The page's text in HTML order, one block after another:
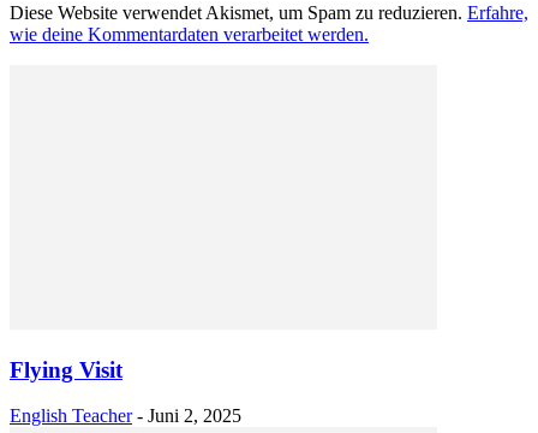
Diese Website verwendet Akismet, um Spam zu reduzieren. Erfahre,
wie deine Kommentardaten verarbeitet werden.
Flying Visit
English Teacher - Juni 2, 2025